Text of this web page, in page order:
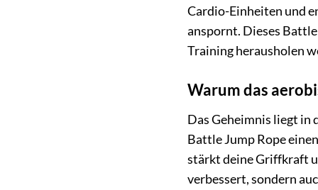
Cardio-Einheiten und
anspornt. Dieses
Training herausholen
Warum das
Das Geheimnis liegt in
Battle Jump Rope
stärkt deine Griffkraft
verbessert, sondern